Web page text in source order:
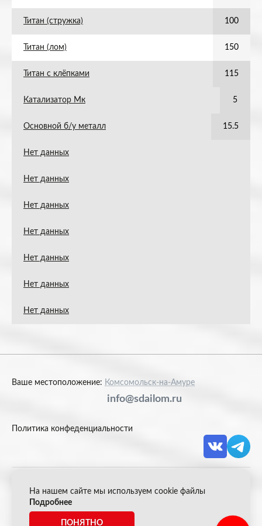
Титан (стружка) 100
Титан (лом) 150
Титан с клёпками 115
Катализатор Мк 5
Основной б/у металл 15.5
Нет данных
Нет данных
Нет данных
Нет данных
Нет данных
Нет данных
Нет данных
Ваше местоположение: Комсомольск-на-Амуре
info@sdailom.ru
Политика конфеденциальности
© 2026 Акрон Скрап
На нашем сайте мы используем cookie файлы
Подробнее
ПОНЯТНО